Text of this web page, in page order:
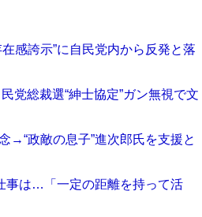
感誇示”に自民党内から反発と落
党総裁選“紳士協定”ガン無視で文
→“政敵の息子”進次郎氏を支援と
事は…「一定の距離を持って活